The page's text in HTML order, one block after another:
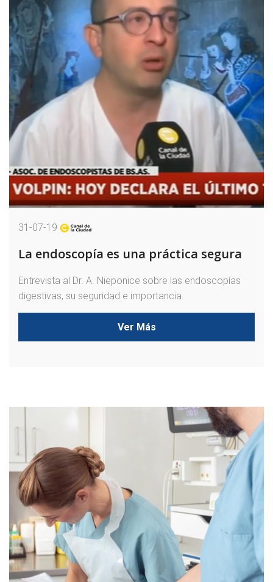
31-07-19
La endoscopía es una práctica segura
Entrevista al Dr. A. Nieponice sobre las endoscopías
digestivas, su seguridad e importancia.
Ver Más